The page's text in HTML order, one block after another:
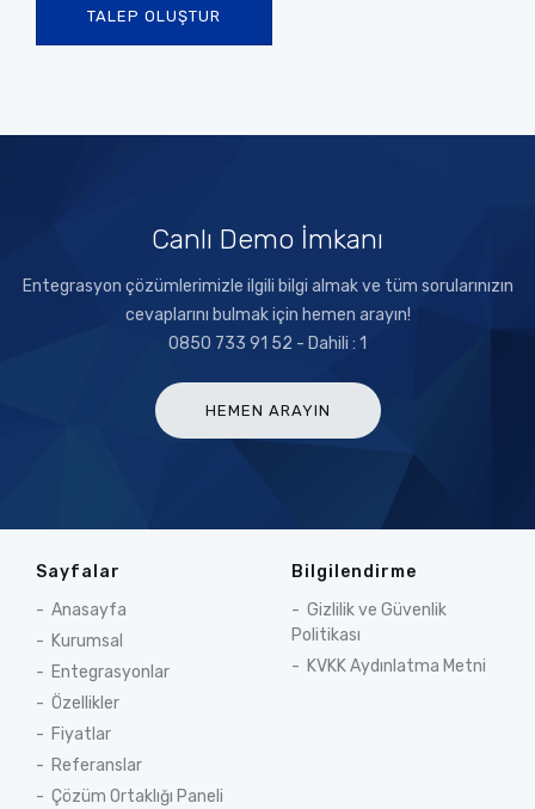
TALEP OLUŞTUR
Canlı Demo İmkanı
Entegrasyon çözümlerimizle ilgili bilgi almak ve tüm sorularınızın
cevaplarını bulmak için hemen arayın!
0850 733 91 52 - Dahili : 1
HEMEN ARAYIN
Sayfalar
Anasayfa
Kurumsal
Entegrasyonlar
Özellikler
Fiyatlar
Referanslar
Çözüm Ortaklığı Paneli
Bilgilendirme
Gizlilik ve Güvenlik
Politikası
KVKK Aydınlatma Metni